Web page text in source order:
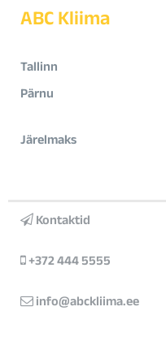
ABC Kliima
Tallinn
Pärnu
Järelmaks
Kontaktid
+372 444 5555
info@abckliima.ee